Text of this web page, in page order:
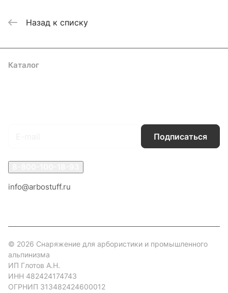
Назад к списку
Каталог
Подписаться
info@arbostuff.ru
© 2026 Снаряжение для арбористики и промышленного
альпинизма
ИП Глотов А.Н.
ИНН 482424174743
ОГРНИП 313482424600012